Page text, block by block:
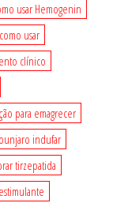
usar Hemogenin
usar
clínico
para emagrecer
indufar
tirzepatida